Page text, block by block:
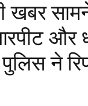
खबर
और
पुलिस ने